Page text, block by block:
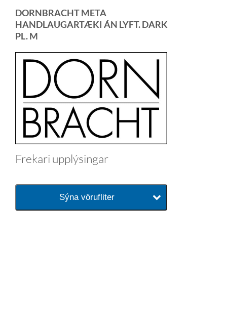
DORNBRACHT META
HANDLAUGARTÆKI ÁN LYFT. DARK
PL. M
Frekari upplýsingar
Sýna vörufliter